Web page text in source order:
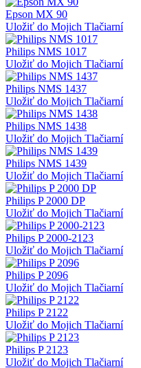
Epson MX 90
Uložiť do Mojich Tlačiarní
Philips NMS 1017
Uložiť do Mojich Tlačiarní
Philips NMS 1437
Uložiť do Mojich Tlačiarní
Philips NMS 1438
Uložiť do Mojich Tlačiarní
Philips NMS 1439
Uložiť do Mojich Tlačiarní
Philips P 2000 DP
Uložiť do Mojich Tlačiarní
Philips P 2000-2123
Uložiť do Mojich Tlačiarní
Philips P 2096
Uložiť do Mojich Tlačiarní
Philips P 2122
Uložiť do Mojich Tlačiarní
Philips P 2123
Uložiť do Mojich Tlačiarní